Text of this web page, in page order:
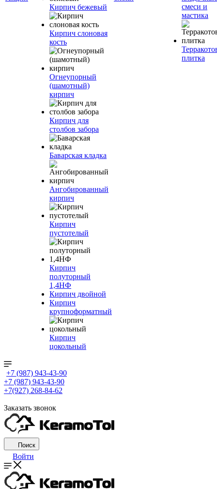
Кирпич бежевый
Кирпич слоновая
кость
Огнеупорный
(шамотный)
кирпич
Кирпич для
столбов забора
Баварская кладка
Ангобированный
кирпич
Кирпич
пустотелый
Кирпич
полуторный
1,4НФ
Кирпич двойной
Кирпич
крупноформатный
Кирпич
цокольный
смеси и
мастика
плитка
+7 (987) 943-43-90
+7 (987) 943-43-90
+7(927) 268-84-62
Заказать звонок
Поиск
Войти